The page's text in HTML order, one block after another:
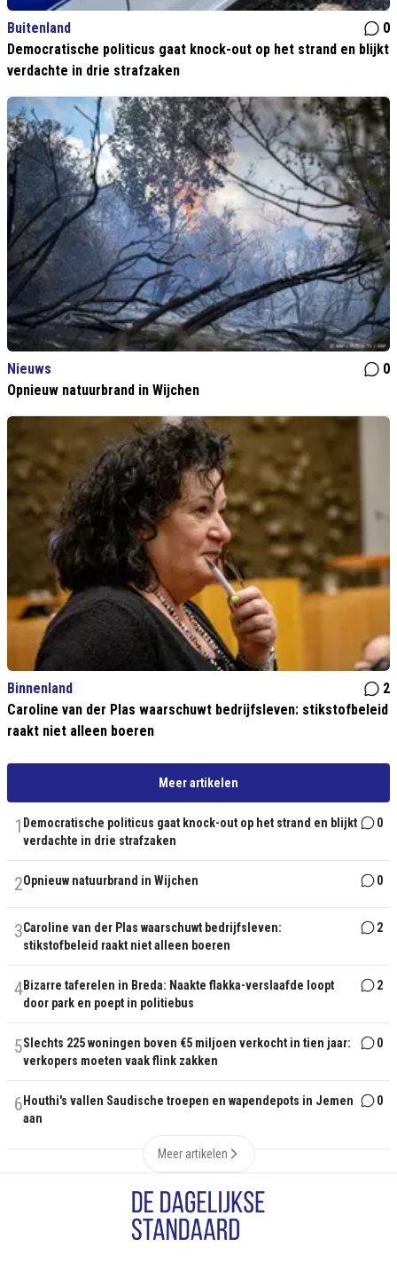
Buitenland
0
Democratische politicus gaat knock-out op het strand en blijkt
verdachte in drie strafzaken
Nieuws
0
Opnieuw natuurbrand in Wijchen
Binnenland
2
Caroline van der Plas waarschuwt bedrijfsleven: stikstofbeleid
raakt niet alleen boeren
Meer artikelen
1 Democratische politicus gaat knock-out op het strand en blijkt
verdachte in drie strafzaken
0
2Opnieuw natuurbrand in Wijchen 0
3Caroline van der Plas waarschuwt bedrijfsleven:
stikstofbeleid raakt niet alleen boeren
2
4Bizarre taferelen in Breda: Naakte flakka-verslaafde loopt
door park en poept in politiebus
2
5Slechts 225 woningen boven €5 miljoen verkocht in tien jaar:
verkopers moeten vaak flink zakken
0
6 Houthi's vallen Saudische troepen en wapendepots in Jemen
aan
0
Meer artikelen